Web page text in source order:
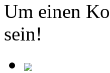
Um einen
sein!